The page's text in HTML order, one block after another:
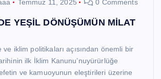
Temmuz 11, 2025 0 Comments
YEŞİL DÖNÜŞÜMÜN MİLAT
iklim politikaları açısından önemli bir
ilk İklim Kanunu’nuyürürlüğe
ve kamuoyunun eleştirileri üzerine